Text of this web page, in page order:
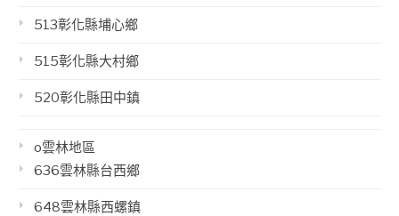
513彰化縣埔心鄉
515彰化縣大村鄉
520彰化縣田中鎮
o雲林地區
636雲林縣台西鄉
648雲林縣西螺鎮